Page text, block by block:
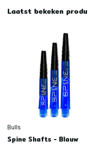
Laatst bekeken
Bulls
Spine Shafts - Blauw